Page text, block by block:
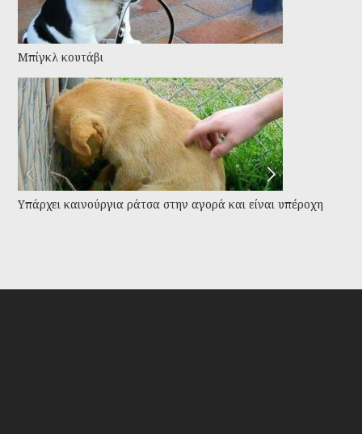
Μπίγκλ κουτάβι
Υπάρχει καινούργια ράτσα στην αγορά και είναι υπέροχη